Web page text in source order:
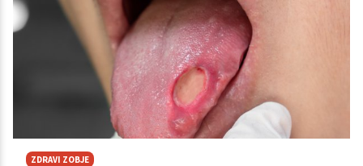
preostalih zob.
ZDRAVI ZOBJE